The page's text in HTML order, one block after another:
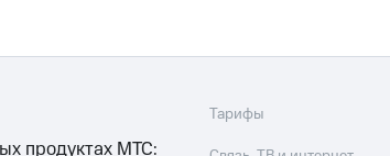
продуктах МТС:
Тарифы